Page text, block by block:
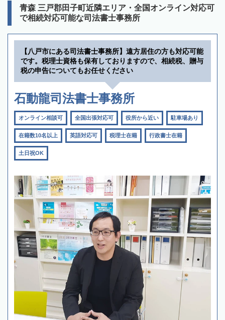
青森 三戸郡田子町近隣エリア・全国オンライン対応可
で相続対応可能な司法書士事務所
【八戸市にある司法書士事務所】遠方居住の方も対応可能
です。税理士資格も保有しておりますので、相続税、贈与
税の申告についてもお任せください
石動龍司法書士事務所
オンライン相談可 全国出張対応可 役所から近い 駐車場あり
在籍数10名以上 英語対応可 税理士在籍 行政書士在籍
土日祝OK